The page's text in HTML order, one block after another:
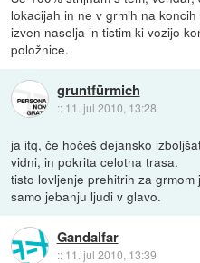
lokacijah in ne v grmih na
izven naselja in tistim ki vozijo
položnice.
gruntfürmich
:: 11. jul 2010, 13:28
ja itq, če hočeš dejansko
vidni, in pokrita celotna trasa.
tisto lovljenje prehitrih za
samo jebanju ljudi v glavo.
Gandalfar
:: 11. jul 2010, 13:39